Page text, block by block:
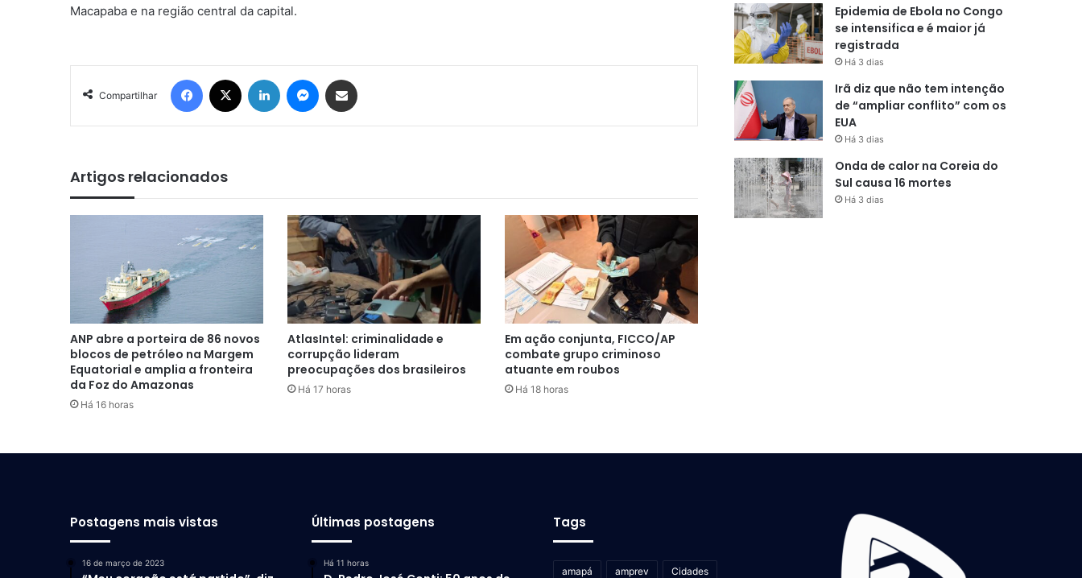
Macapaba e na região central da capital.
Compartilhar
Facebook Linkedin Messenger
Artigos relacionados
ANP abre a porteira de 86 novos
blocos de petróleo na Margem
Equatorial e amplia a fronteira
da Foz do Amazonas
Há 16 horas
AtlasIntel: criminalidade e
corrupção lideram
preocupações dos brasileiros
Há 17 horas
Em ação conjunta, FICCO/AP
combate grupo criminoso
atuante em roubos
Há 18 horas
Epidemia de Ebola no Congo
se intensifica e é maior já
registrada
Há 3 dias
Irã diz que não tem intenção
de “ampliar conflito” com os
EUA
Há 3 dias
Onda de calor na Coreia do
Sul causa 16 mortes
Há 3 dias
Postagens mais vistas
16 de março de 2023
Últimas postagens
Há 11 horas
Tags
amapá amprev Cidades